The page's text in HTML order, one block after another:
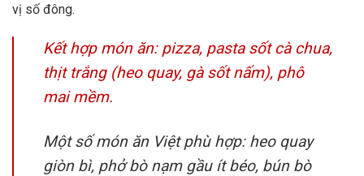
vị số đông.
Kết hợp món ăn: pizza, pasta sốt cà chua,
thịt trắng (heo quay, gà sốt nấm), phô
mai mềm.
Một số món ăn Việt phù hợp: heo quay
giòn bì, phở bò nạm gầu ít béo, bún bò